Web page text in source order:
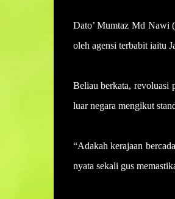
Dato’ Mumtaz Md Nawi
oleh agensi terbabit iaitu
Beliau berkata, revoluasi
luar negara mengikut
“Adakah kerajaan
nyata sekali gus